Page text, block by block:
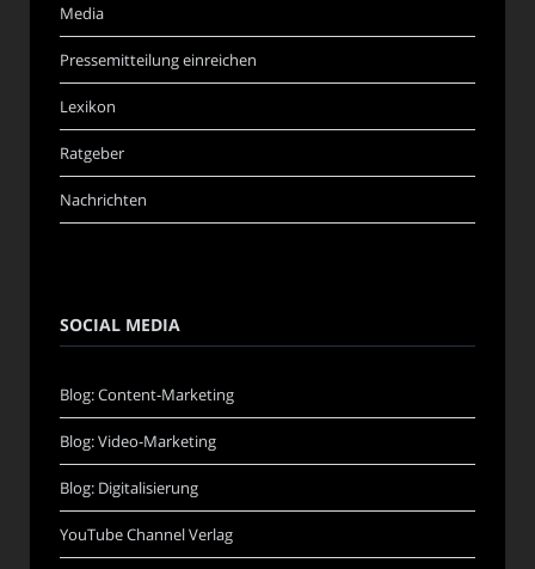
Media
Pressemitteilung einreichen
Lexikon
Ratgeber
Nachrichten
SOCIAL MEDIA
Blog: Content-Marketing
Blog: Video-Marketing
Blog: Digitalisierung
YouTube Channel Verlag